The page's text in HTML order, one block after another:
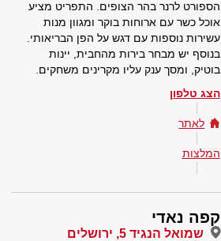
הספורט לרנר בהר הצופים. התפריט מציע
אוכל כשר עם ארוחות בוקר ומגוון מנות
עשירות נוספות עם דגש על הפן הבריאותי.
בנוסף יש מבחר בירות מהחבית, יינות
בוטיק, ומסך ענק עליו מקרינים משחקים.
הצג טלפון
לאתר
המלצות
קפה נאדי
שמואל הנגיד 5, ירושלים